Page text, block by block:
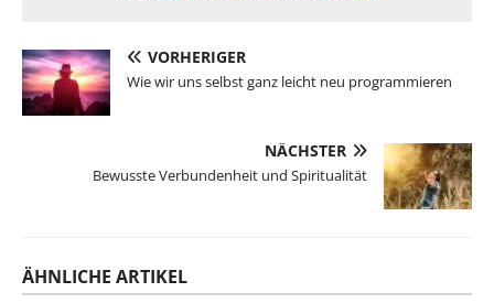
VORHERIGER
Wie wir uns selbst ganz leicht neu programmieren
NÄCHSTER
Bewusste Verbundenheit und Spiritualität
ÄHNLICHE ARTIKEL